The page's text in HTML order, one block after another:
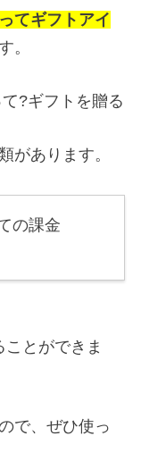
てギフトアイ
。
?ギフトを贈る
があります。
の課金
とができま
で、ぜひ使っ